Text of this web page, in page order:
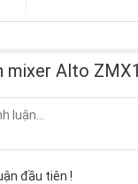
mixer Alto
đầu tiên !